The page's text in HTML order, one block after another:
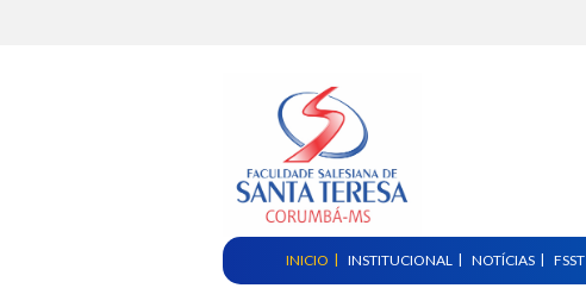
INICIO INSTITUCIONAL NOTÍCIAS FSST